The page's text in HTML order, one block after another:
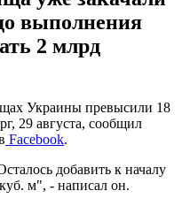
выполнения
2 млрд
Украины превысили 18
29 августа, сообщил
Facebook.
добавить к началу
м", - написал он.